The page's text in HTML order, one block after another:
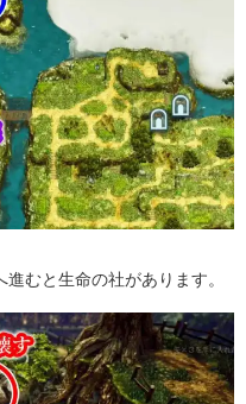
むと生命の社があります。